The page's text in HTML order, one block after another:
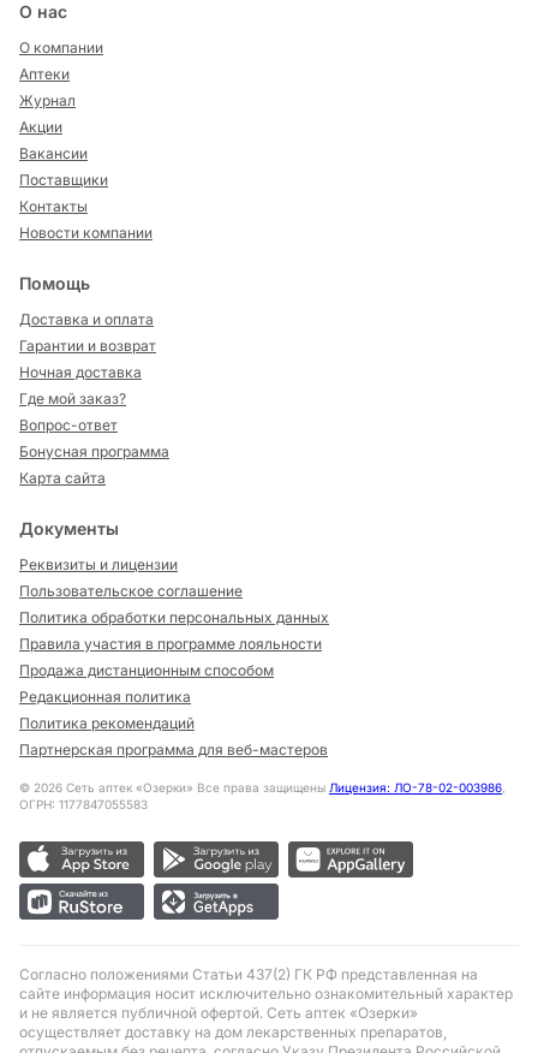
О нас
О компании
Аптеки
Журнал
Акции
Вакансии
Поставщики
Контакты
Новости компании
Помощь
Доставка и оплата
Гарантии и возврат
Ночная доставка
Где мой заказ?
Вопрос-ответ
Бонусная программа
Карта сайта
Документы
Реквизиты и лицензии
Пользовательское соглашение
Политика обработки персональных данных
Правила участия в программе лояльности
Продажа дистанционным способом
Редакционная политика
Политика рекомендаций
Партнерская программа для веб-мастеров
© 2026 Сеть аптек «Озерки» Все права защищены Лицензия: ЛО-78-02-003986,
ОГРН: 1177847055583
Согласно положениями Статьи 437(2) ГК РФ представленная на
сайте информация носит исключительно ознакомительный характер
и не является публичной офертой. Сеть аптек «Озерки»
осуществляет доставку на дом лекарственных препаратов,